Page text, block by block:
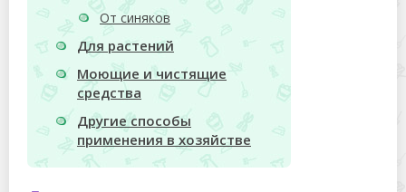
От синяков
Для растений
Моющие и чистящие
средства
Другие способы
применения в хозяйстве